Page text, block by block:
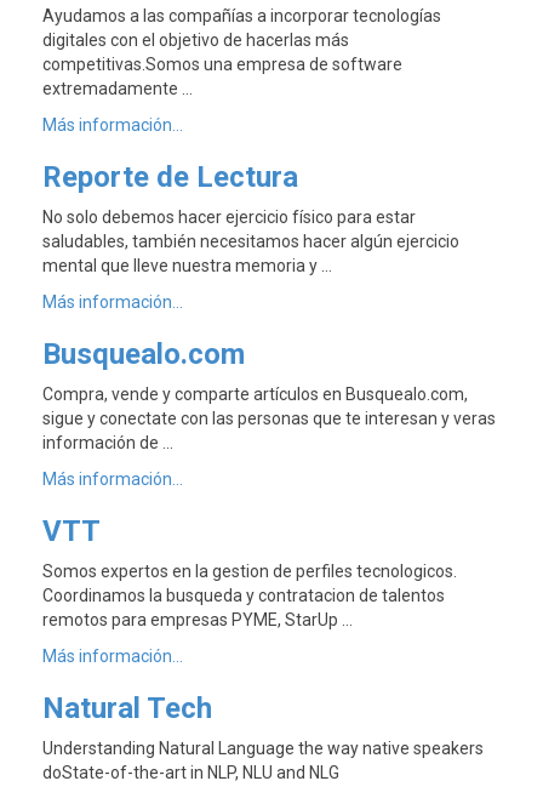
Ayudamos a las compañías a incorporar tecnologías
digitales con el objetivo de hacerlas más
competitivas.Somos una empresa de software
extremadamente …
Más información...
Reporte de Lectura
No solo debemos hacer ejercicio físico para estar
saludables, también necesitamos hacer algún ejercicio
mental que lleve nuestra memoria y …
Más información...
Busquealo.com
Compra, vende y comparte artículos en Busquealo.com,
sigue y conectate con las personas que te interesan y veras
información de …
Más información...
VTT
Somos expertos en la gestion de perfiles tecnologicos.
Coordinamos la busqueda y contratacion de talentos
remotos para empresas PYME, StarUp …
Más información...
Natural Tech
Understanding Natural Language the way native speakers
doState-of-the-art in NLP, NLU and NLG